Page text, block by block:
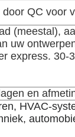
QC voor
(meestal),
uw
express. 30-
en
HVAC-